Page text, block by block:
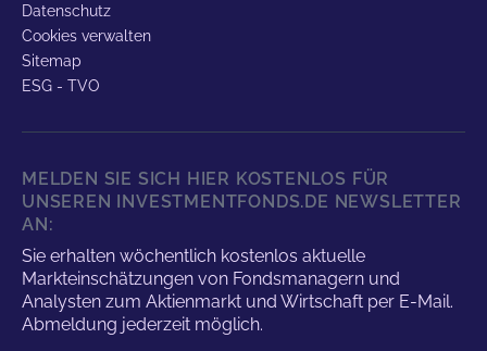
Datenschutz
Cookies verwalten
Sitemap
ESG - TVO
MELDEN SIE SICH HIER KOSTENLOS FÜR
UNSEREN INVESTMENTFONDS.DE NEWSLETTER
AN:
Sie erhalten wöchentlich kostenlos aktuelle
Markteinschätzungen von Fondsmanagern und
Analysten zum Aktienmarkt und Wirtschaft per E-Mail.
Abmeldung jederzeit möglich.